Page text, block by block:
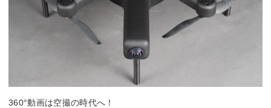
360°動画は空撮の時代へ！